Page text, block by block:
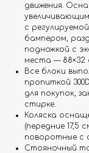
движения.
с
бампером,
подножкой с
места — 88×32
Все блоки
пропиткой
для покупок,
стирке.
Коляска
(передние 17,5
поворотные с
Стояночный